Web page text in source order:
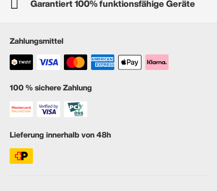
Garantiert 100% funktionsfähige Geräte
Zahlungsmittel
100 % sichere Zahlung
Lieferung innerhalb von 48h